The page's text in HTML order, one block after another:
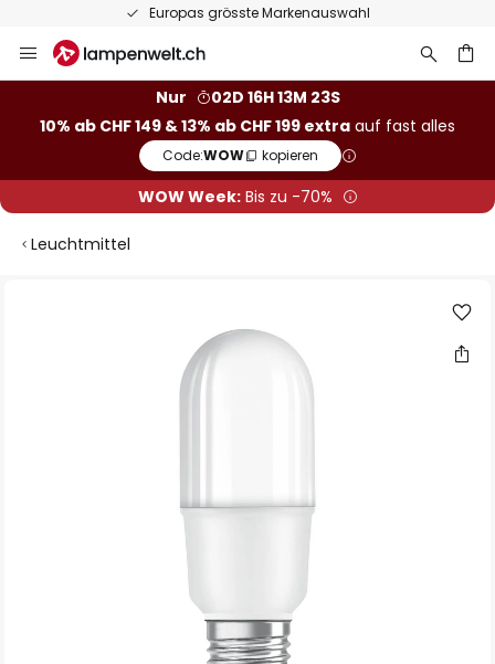
Europas grösste Markenauswahl
Inhalt
Nur
02D 16H 13M 22S
10% ab CHF 149 & 13% ab CHF 199 extra auf fast alles
Code:WOW kopieren
WOW Week:Bis zu -70%
Leuchtmittel